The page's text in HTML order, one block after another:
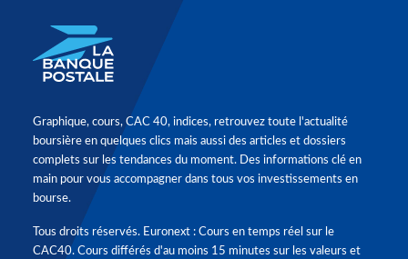
Graphique, cours, CAC 40, indices, retrouvez toute l'actualité
boursière en quelques clics mais aussi des articles et dossiers
complets sur les tendances du moment. Des informations clé en
main pour vous accompagner dans tous vos investissements en
bourse.
Tous droits réservés. Euronext : Cours en temps réel sur le
CAC40. Cours différés d'au moins 15 minutes sur les valeurs et